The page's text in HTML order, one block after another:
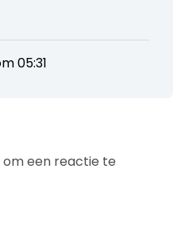
05:31
om een reactie te